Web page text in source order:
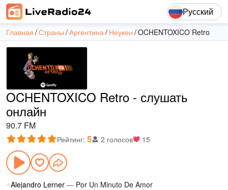
Русский
Главная Страны Аргентина Неукен OCHENTOXICO Retro
OCHENTOXICO Retro - слушать
онлайн
90.7 FM
Рейтинг: 5 2 голосов 15
Alejandro Lerner — Por Un Minuto De Amor